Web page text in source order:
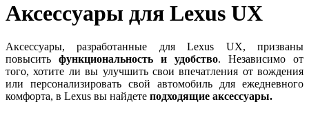
Аксессуары для Lexus UX
Аксессуары, разработанные для Lexus UX, призваны
повысить функциональность и удобство. Независимо от
того, хотите ли вы улучшить свои впечатления от вождения
или персонализировать свой автомобиль для ежедневного
комфорта, в Lexus вы найдете подходящие аксессуары.